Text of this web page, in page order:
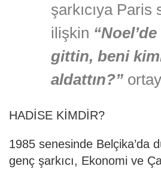
şarkıcıya Paris
ilişkin
gittin, beni
aldattın?”
HADİSE KİMDİR?
1985 senesinde Belçika’da
genç şarkıcı, Ekonomi ve